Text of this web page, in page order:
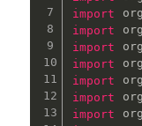
import
org
import
org
import
org
import
org
import
org
import
org
import
org